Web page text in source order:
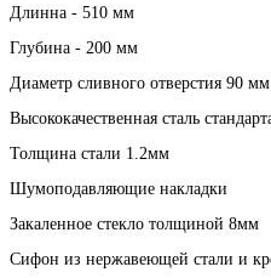
Длинна - 510 мм
Глубина - 200 мм
Диаметр сливного отверстия 90 мм
Высококачественная сталь
Толщина стали 1.2мм
Шумоподавляющие накладки
Закаленное стекло толщиной 8мм
Сифон из нержавеющей стали и